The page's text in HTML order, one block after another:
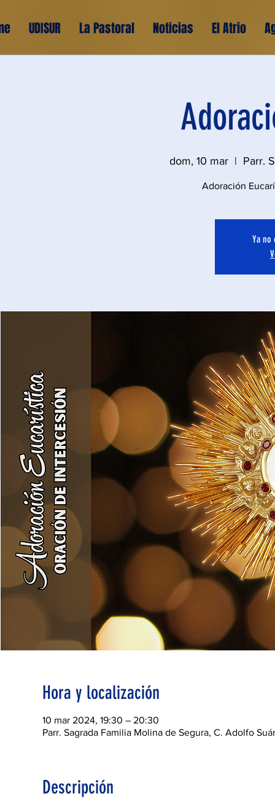
UDISUR La Pastoral Noticias El Atrio
dom, 10 mar
  |
Parr.
Adoración
Ya no
Hora y localización
10 mar 2024, 19:30 – 20:30
Parr. Sagrada Familia Molina de Segura, C. Adolfo
Descripción